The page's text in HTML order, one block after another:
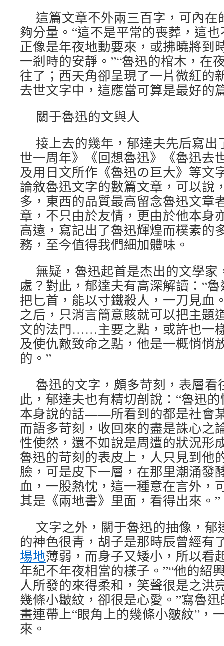
這篇文章不外兩三百字，可內
夠分量。“這不是平常的喪葬，這
正像是年夜地動要來，或拂曉將到
一剎時的安靜。”“魯迅的棺木，在
往了；西天角卻呈現了一片微紅的
去世文字中，這應當可算是最好的
關于魯迅的文與人
接上去的幾年，郁達夫先后寫出
世一周年》《回想魯迅》《魯迅去
及用日文所作《魯迅の巨大》等文
論敘魯迅文字的數篇文章，可以說
多，東西的品質最高留念魯迅文章
章，不只由於友情，更由於他本身
高遠，寫記出了魯迅輝煌而樸素的
務，至今值得我們細加體味。
無疑，魯迅起首是杰出的文學
處？對此，郁達夫有高深解讀：“
把匕首，能以寸鐵殺人，一刀見血
之后，只消言簡意賅就可以把主
文的法門……主要之點，或許也一
及使仇敵致命之點，他是一概悄悄
的。”
魯迅的文字，頗多苛刻，表層看
此，郁達夫也有精切剖說：“魯迅
本身說的話——所看到的都是社會
而語多苛刻，收回來的盡是誅心之
性使然，還不如說是周遭的狀況
魯迅的苛刻的表皮上，人只見到他
臉，可是皮下一層，在那里潮涌發
血，一股熱忱，這一種意在言外，
其是《兩地書》里面，看得出來。”
文字之外，關于魯迅的抽像，郁
的神色很青，胡子是那時辰曾經有
場地薄弱，而身子又矮小，所以看
年紀不年夜相當的樣子。”“他的紹
人所發的來得柔和，笑聲很是之洪
幾條小皺紋，卻很是心愛。”寫魯
畫連帶上“眼角上的幾條小皺紋”，
來。